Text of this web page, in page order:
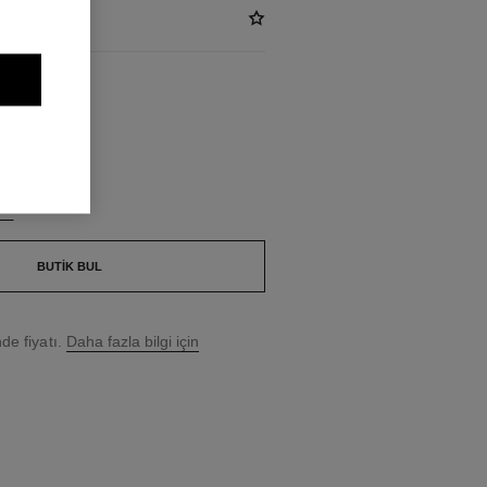
BUTIK BUL
fiyatı. Daha fazla bilgi için